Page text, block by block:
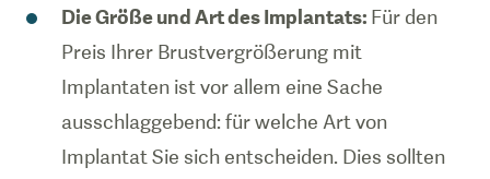
Die Größe und Art des Implantats: Für den
Preis Ihrer Brustvergrößerung mit
Implantaten ist vor allem eine Sache
ausschlaggebend: für welche Art von
Implantat Sie sich entscheiden. Dies sollten